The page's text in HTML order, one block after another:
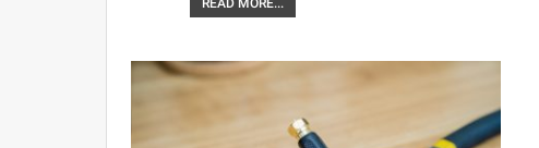
READ MORE...